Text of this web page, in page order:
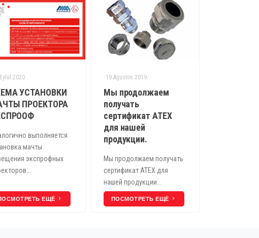
2020
УСТАНОВКИ
ПРОЕКТОРА
выполняется
мачты
экспрофных
ЕЩЁ
19 Ağustos 2019
Мы продолжаем
получать
сертификат ATEX
для нашей
продукции.
Мы продолжаем получать
сертификат ATEX для
нашей продукции...
ПОСМОТРЕТЬ ЕЩЁ